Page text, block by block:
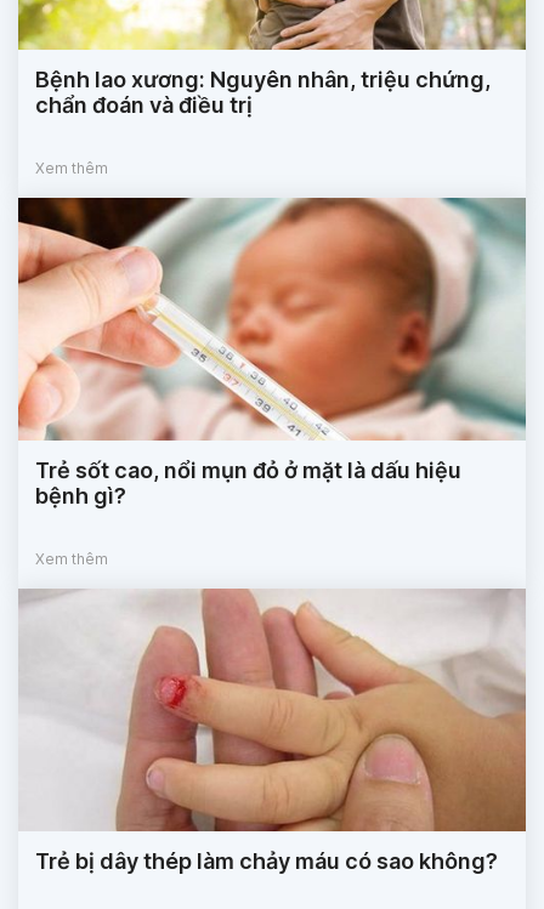
Bệnh lao xương: Nguyên nhân, triệu chứng,
chẩn đoán và điều trị
Xem thêm
Trẻ sốt cao, nổi mụn đỏ ở mặt là dấu hiệu
bệnh gì?
Xem thêm
Trẻ bị dây thép làm chảy máu có sao không?